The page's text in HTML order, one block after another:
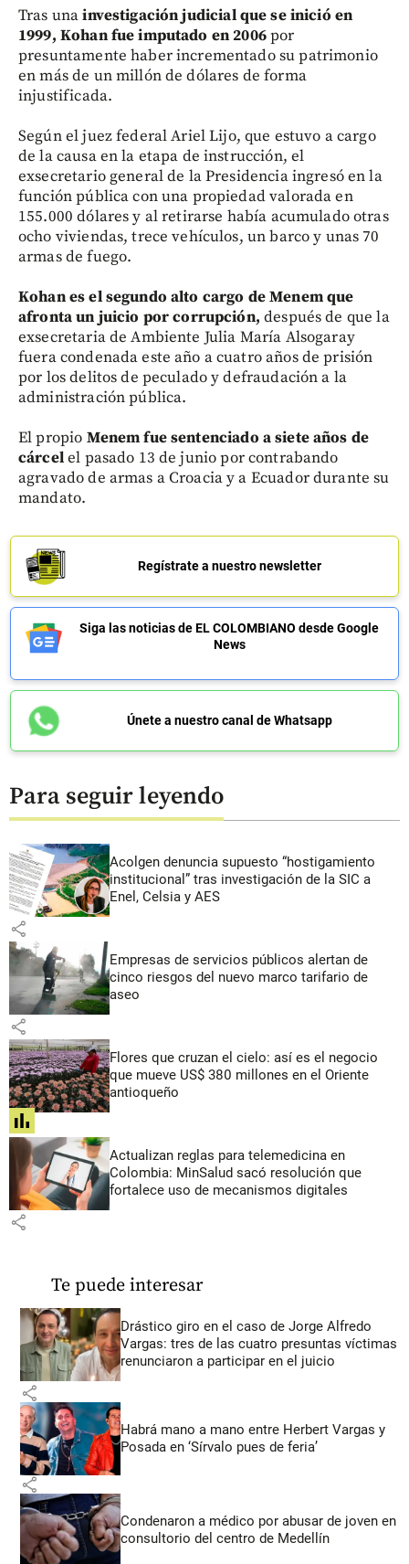
Tras unainvestigación judicial que se inició en
1999, Kohan fue imputado en 2006por
presuntamente haber incrementado su patrimonio
en más de un millón de dólares de forma
injustificada.
Según el juez federal Ariel Lijo, que estuvo a cargo
de la causa en la etapa de instrucción, el
exsecretario general de la Presidencia ingresó en la
función pública con una propiedad valorada en
155.000 dólares y al retirarse había acumulado otras
ocho viviendas, trece vehículos, un barco y unas 70
armas de fuego.
Kohan es el segundo alto cargo de Menem que
afronta un juicio por corrupción, después de que la
exsecretaria de Ambiente Julia María Alsogaray
fuera condenada este año a cuatro años de prisión
por los delitos de peculado y defraudación a la
administración pública.
El propio Menem fue sentenciado a siete años de
cárcelel pasado 13 de junio por contrabando
agravado de armas a Croacia y a Ecuador durante su
mandato.
Regístrate a nuestro newsletter
Siga las noticias de EL COLOMBIANO desde Google
News
Únete a nuestro canal de Whatsapp
Para seguir leyendo
Acolgen denuncia supuesto “hostigamiento
institucional” tras investigación de la SIC a
Enel, Celsia y AES
share
Empresas de servicios públicos alertan de
cinco riesgos del nuevo marco tarifario de
aseo
share
Flores que cruzan el cielo: así es el negocio
que mueve US$ 380 millones en el Oriente
antioqueño
share
Actualizan reglas para telemedicina en
Colombia: MinSalud sacó resolución que
fortalece uso de mecanismos digitales
share
Te puede interesar
Drástico giro en el caso de Jorge Alfredo
Vargas: tres de las cuatro presuntas víctimas
renunciaron a participar en el juicio
share
Habrá mano a mano entre Herbert Vargas y
Posada en ‘Sírvalo pues de feria’
share
Condenaron a médico por abusar de joven en
consultorio del centro de Medellín